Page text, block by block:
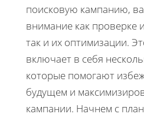
поисковую кампанию,
внимание как проверке
так и их оптимизации.
включает в себя
которые помогают
будущем и
кампании. Начнем с